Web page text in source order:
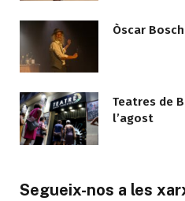
Òscar
Teatres de
l’agost
Segueix-nos a les